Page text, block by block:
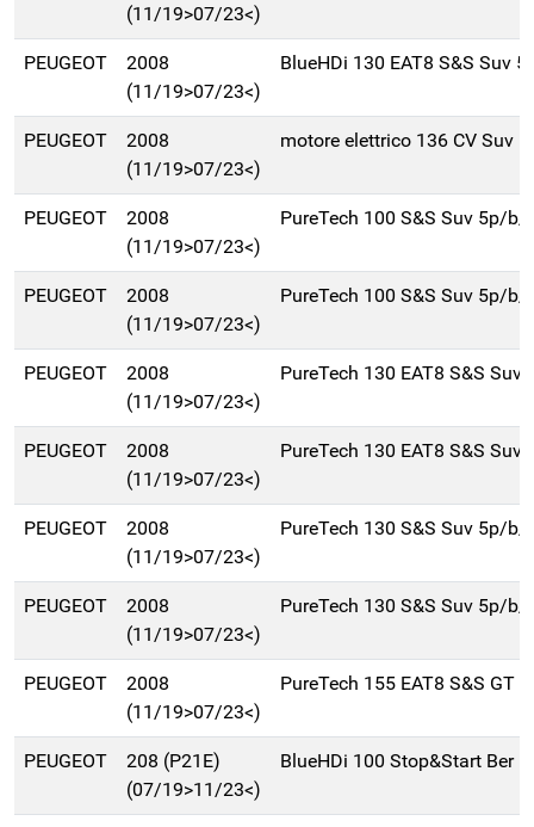
(11/19>07/23<)
PEUGEOT
2008
(11/19>07/23<)
BlueHDi 130 EAT8 S&S Suv
PEUGEOT
2008
(11/19>07/23<)
motore elettrico 136 CV Suv
PEUGEOT
2008
(11/19>07/23<)
PureTech 100 S&S Suv 5p/b/
PEUGEOT
2008
(11/19>07/23<)
PureTech 100 S&S Suv 5p/b/
PEUGEOT
2008
(11/19>07/23<)
PureTech 130 EAT8 S&S
PEUGEOT
2008
(11/19>07/23<)
PureTech 130 EAT8 S&S
PEUGEOT
2008
(11/19>07/23<)
PureTech 130 S&S Suv 5p/b/
PEUGEOT
2008
(11/19>07/23<)
PureTech 130 S&S Suv 5p/b/
PEUGEOT
2008
(11/19>07/23<)
PureTech 155 EAT8 S&S GT
PEUGEOT
208 (P21E)
(07/19>11/23<)
BlueHDi 100 Stop&Start Ber